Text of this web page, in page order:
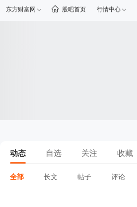
东方财富网 股吧首页 行情中心
动态 自选 关注 收藏
全部 长文 帖子 评论